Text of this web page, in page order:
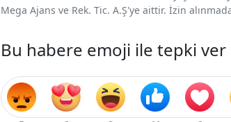
Mega Ajans ve Rek. Tic. A.Ş'ye aittir. İzin
Bu habere emoji ile tepki ver